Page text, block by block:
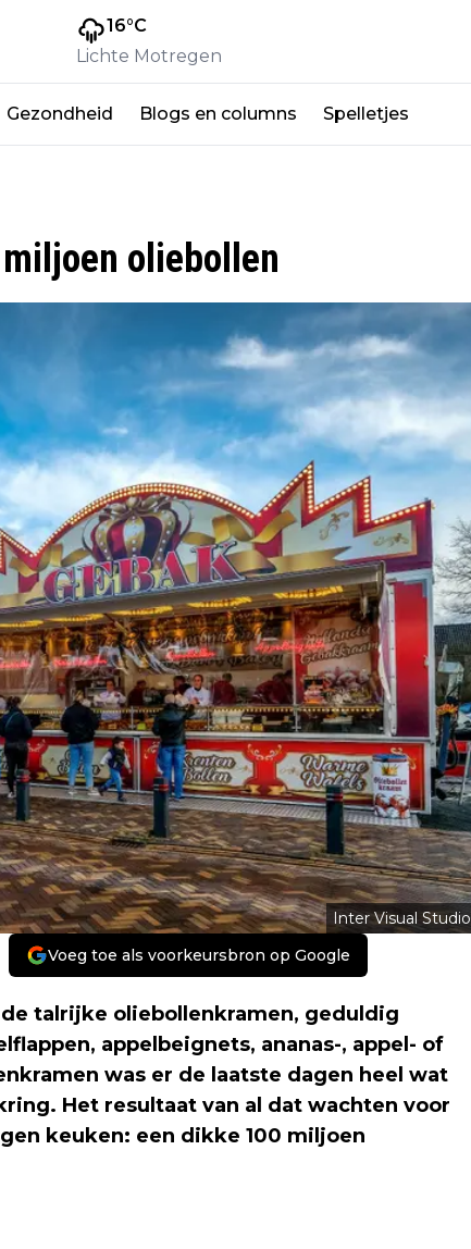
16°C
Lichte Motregen
Gezondheid Blogs en columns Spelletjes
oliebollen
Inter Visual Studio
Voeg toe als voorkeursbron op Google
talrijke oliebollenkramen, geduldig
appelbeignets, ananas-, appel- of
was er de laatste dagen heel wat
Het resultaat van al dat wachten voor
keuken: een dikke 100 miljoen